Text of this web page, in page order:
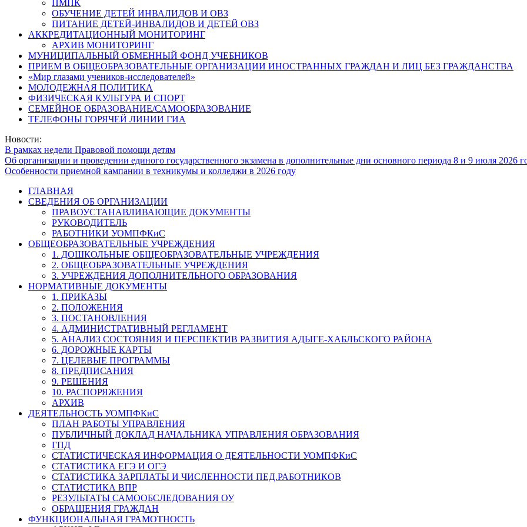
ПМПК
ОБУЧЕНИЕ ДЕТЕЙ ИНВАЛИДОВ И ОВЗ
ПИТАНИЕ ДЕТЕЙ-ИНВАЛИДОВ И ДЕТЕЙ ОВЗ
АККРЕДИТАЦИОННЫЙ МОНИТОРИНГ
АРХИВ МОНИТОРИНГ
МУНИЦИПАЛЬНЫЙ ОБМЕННЫЙ ФОНД УЧЕБНИКОВ
ПРИЕМ В ОБЩЕОБРАЗОВАТЕЛЬНЫЕ ОРГАНИЗАЦИИ ИНОСТРАННЫХ ГРАЖДАН И ЛИЦ БЕЗ ГРАЖДАНСТВА
«Мир глазами учеников-исследователей»
МОЛОДЕЖНАЯ ПОЛИТИКА
ФИЗИЧЕСКАЯ КУЛЬТУРА И СПОРТ
СЕМЕЙНОЕ ОБРАЗОВАНИЕ/САМООБРАЗОВАНИЕ
ТЕЛЕФОНЫ ГОРЯЧЕЙ ЛИНИИ ГИА
Новости:
В рамках недели Правовой помощи детям
Об организации и проведении единого государственного экзамена в дополнительные дни основного периода 8 и 9 июля 2026
Особенности приемной кампании в техникумы и колледжи в 2026 году
ГЛАВНАЯ
СВЕДЕНИЯ ОБ ОРГАНИЗАЦИИ
ПРАВОУСТАНАВЛИВАЮЩИЕ ДОКУМЕНТЫ
РУКОВОДИТЕЛЬ
РАБОТНИКИ УОМПФКиС
ОБЩЕОБРАЗОВАТЕЛЬНЫЕ УЧРЕЖДЕНИЯ
1. ДОШКОЛЬНЫЕ ОБЩЕОБРАЗОВАТЕЛЬНЫЕ УЧРЕЖДЕНИЯ
2. ОБЩЕОБРАЗОВАТЕЛЬНЫЕ УЧРЕЖДЕНИЯ
3. УЧРЕЖДЕНИЯ ДОПОЛНИТЕЛЬНОГО ОБРАЗОВАНИЯ
НОРМАТИВНЫЕ ДОКУМЕНТЫ
1. ПРИКАЗЫ
2. ПОЛОЖЕНИЯ
3. ПОСТАНОВЛЕНИЯ
4. АДМИНИСТРАТИВНЫЙ РЕГЛАМЕНТ
5. АНАЛИЗ СОСТОЯНИЯ И ПЕРСПЕКТИВ РАЗВИТИЯ АДЫГЕ-ХАБЛЬСКОГО РАЙОНА
6. ДОРОЖНЫЕ КАРТЫ
7. ЦЕЛЕВЫЕ ПРОГРАММЫ
8. ПРЕДПИСАНИЯ
9. РЕШЕНИЯ
10. РАСПОРЯЖЕНИЯ
АРХИВ
ДЕЯТЕЛЬНОСТЬ УОМПФКиС
ПЛАН РАБОТЫ УПРАВЛЕНИЯ
ПУБЛИЧНЫЙ ДОКЛАД НАЧАЛЬНИКА УПРАВЛЕНИЯ ОБРАЗОВАНИЯ
ГПД
СТАТИСТИЧЕСКАЯ ИНФОРМАЦИЯ О ДЕЯТЕЛЬНОСТИ УОМПФКиС
СТАТИСТИКА ЕГЭ И ОГЭ
СТАТИСТИКА ЗАРПЛАТЫ И ЧИСЛЕННОСТИ ПЕД.РАБОТНИКОВ
СТАТИСТИКА ВПР
РЕЗУЛЬТАТЫ САМООБСЛЕДОВАНИЯ ОУ
ОБРАЩЕНИЯ ГРАЖДАН
ФУНКЦИОНАЛЬНАЯ ГРАМОТНОСТЬ